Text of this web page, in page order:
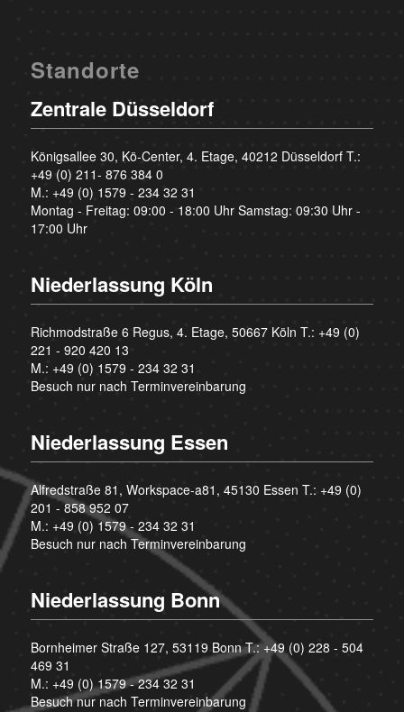
Standorte
Zentrale Düsseldorf
Königsallee 30, Kö-Center, 4. Etage, 40212 Düsseldorf T.:
+49 (0) 211- 876 384 0
M.: +49 (0) 1579 - 234 32 31
Montag - Freitag: 09:00 - 18:00 Uhr Samstag: 09:30 Uhr -
17:00 Uhr
Niederlassung Köln
Richmodstraße 6 Regus, 4. Etage, 50667 Köln T.: +49 (0)
221 - 920 420 13
M.: +49 (0) 1579 - 234 32 31
Besuch nur nach Terminvereinbarung
Niederlassung Essen
Alfredstraße 81, Workspace-a81, 45130 Essen T.: +49 (0)
201 - 858 952 07
M.: +49 (0) 1579 - 234 32 31
Besuch nur nach Terminvereinbarung
Niederlassung Bonn
Bornheimer Straße 127, 53119 Bonn T.:+49 (0) 228 - 504
469 31
M.: +49 (0) 1579 - 234 32 31
Besuch nur nach Terminvereinbarung